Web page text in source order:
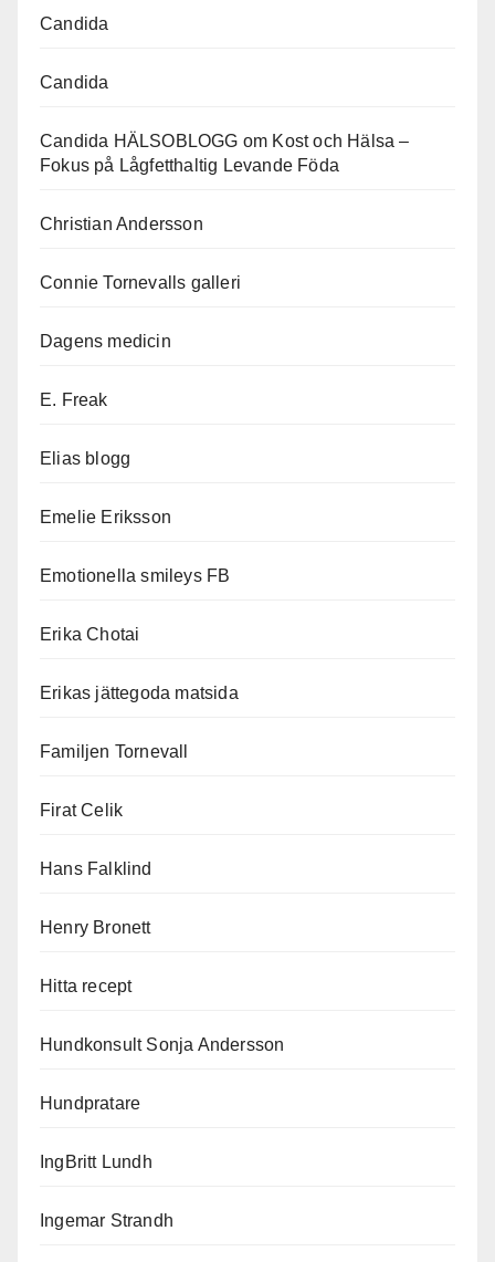
Candida
Candida
Candida HÄLSOBLOGG om Kost och Hälsa –
Fokus på Lågfetthaltig Levande Föda
Christian Andersson
Connie Tornevalls galleri
Dagens medicin
E. Freak
Elias blogg
Emelie Eriksson
Emotionella smileys FB
Erika Chotai
Erikas jättegoda matsida
Familjen Tornevall
Firat Celik
Hans Falklind
Henry Bronett
Hitta recept
Hundkonsult Sonja Andersson
Hundpratare
IngBritt Lundh
Ingemar Strandh